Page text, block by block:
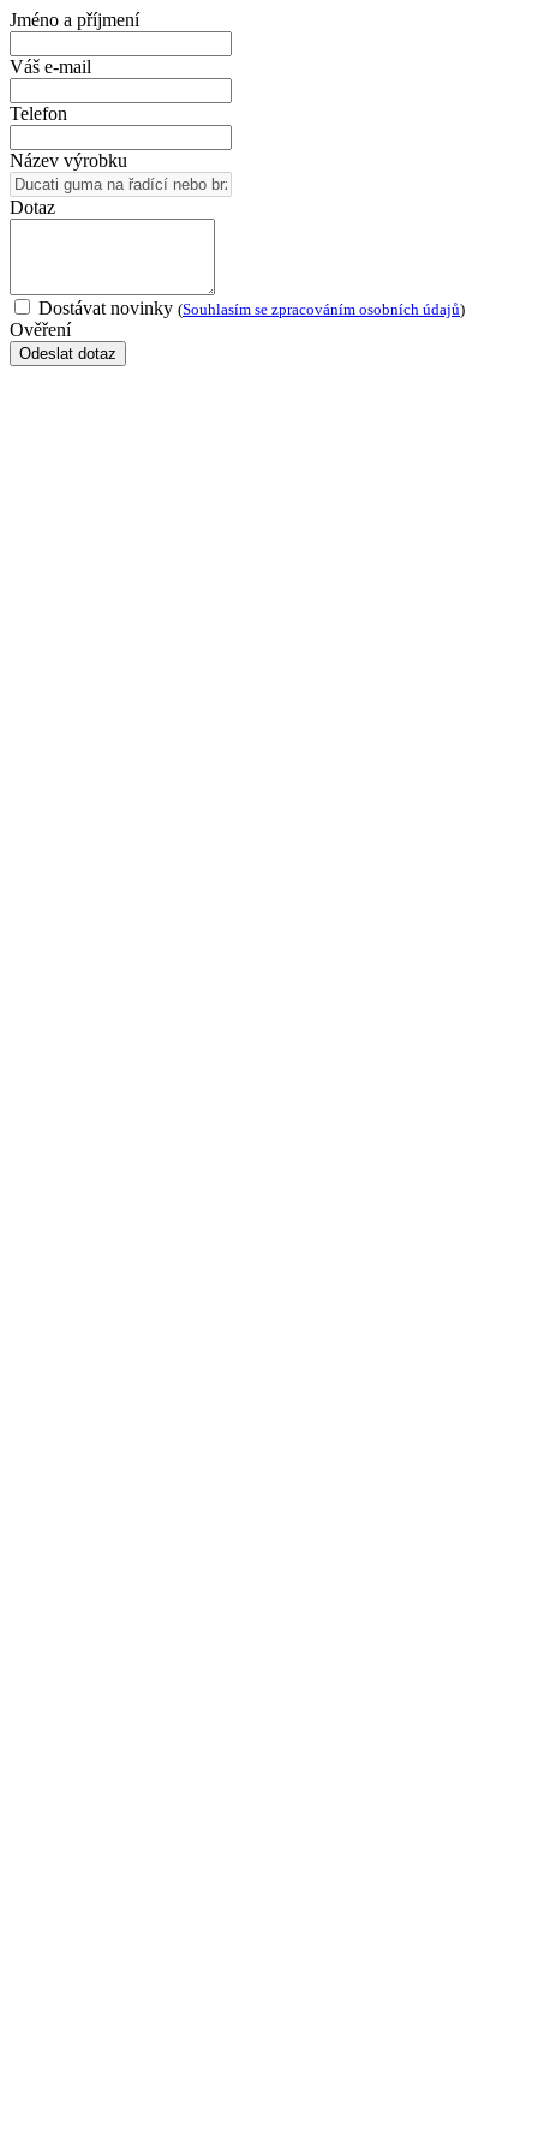
Jméno a příjmení
Váš e-mail
Telefon
Název výrobku
Dotaz
Dostávat novinky (Souhlasím se zpracováním osobních údajů)
Ověření